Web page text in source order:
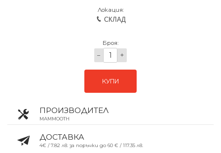
Локация:
СКЛАД
Броя:
− +
КУПИ
ПРОИЗВОДИТЕЛ
MAMMOOTH
ДОСТАВКА
4€ / 7.82 лв. за поръчки до 60 € / 117.35 лв.